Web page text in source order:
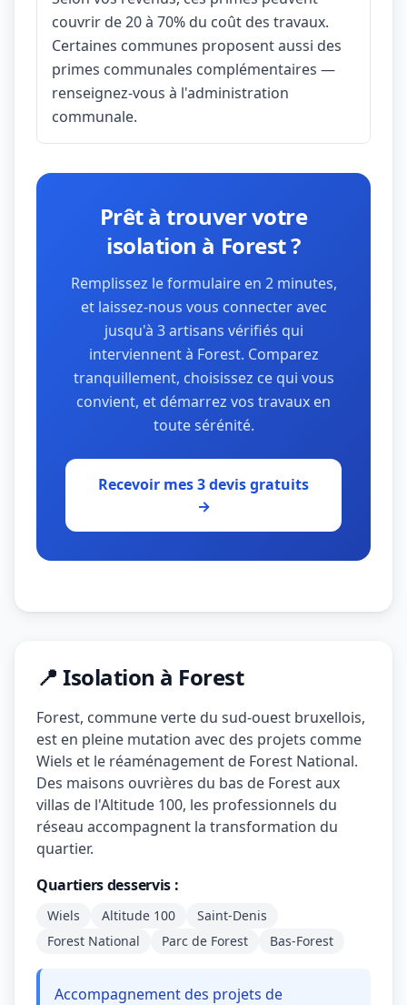
couvrir de 20 à 70% du coût des travaux.
Certaines communes proposent aussi des
primes communales complémentaires —
renseignez-vous à l'administration
communale.
Prêt à trouver votre
isolation à Forest ?
Remplissez le formulaire en 2 minutes,
et laissez-nous vous connecter avec
jusqu'à 3 artisans vérifiés qui
interviennent à Forest. Comparez
tranquillement, choisissez ce qui vous
convient, et démarrez vos travaux en
toute sérénité.
Recevoir mes 3 devis gratuits
→
📍 Isolation à Forest
Forest, commune verte du sud-ouest bruxellois,
est en pleine mutation avec des projets comme
Wiels et le réaménagement de Forest National.
Des maisons ouvrières du bas de Forest aux
villas de l'Altitude 100, les professionnels du
réseau accompagnent la transformation du
quartier.
Quartiers desservis :
Wiels Altitude 100
Saint-Denis
Forest National
Parc de Forest Bas-Forest
Accompagnement des projets de